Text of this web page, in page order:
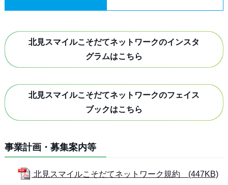
北見スマイルこそだてネットワークのインスタ
グラムはこちら
北見スマイルこそだてネットワークのフェイス
ブックはこちら
事業計画・募集案内等
北見スマイルこそだてネットワーク規約 (447KB)